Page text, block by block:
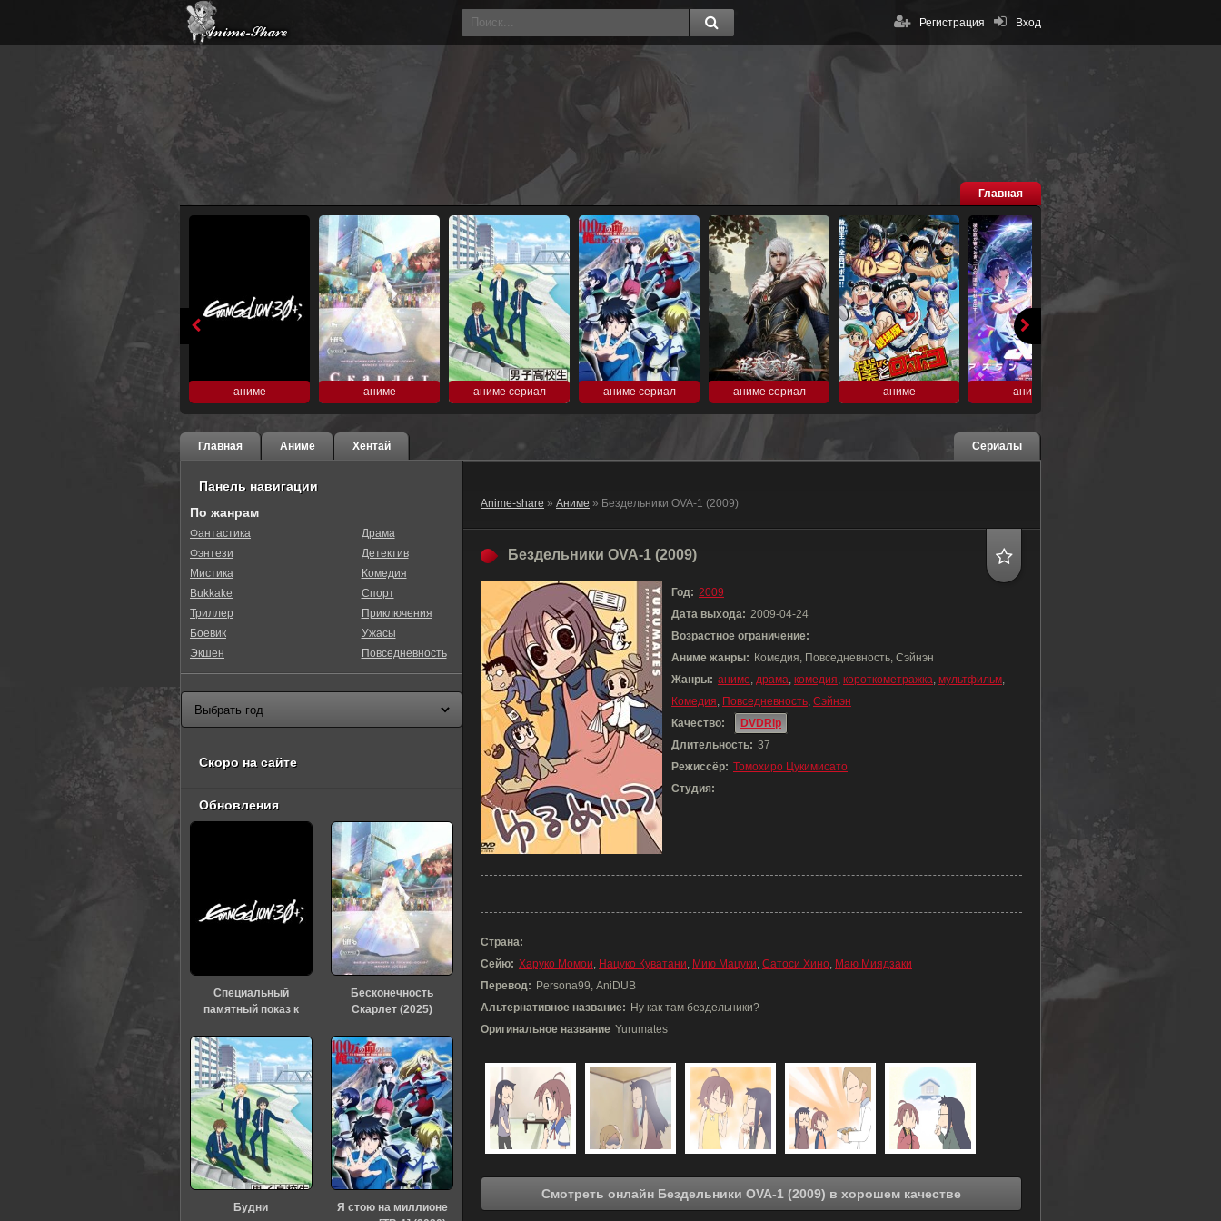
Вход
Регистрация
Главная
аниме аниме аниме сериал аниме сериал аниме сериал аниме аниме
Главная Аниме Хентай Сериалы
Anime-share » Аниме » Бездельники OVA-1 (2009)
Бездельники OVA-1 (2009)
Год: 2009
Дата выхода: 2009-04-24
Возрастное ограничение:
Аниме жанры: Комедия, Повседневность, Сэйнэн
Жанры: аниме, драма, комедия, короткометражка, мультфильм,
Комедия, Повседневность, Сэйнэн
Качество:
DVDRip
Длительность: 37
Режиссёр: Томохиро Цукимисато
Студия:
Страна:
Сейю: Харуко Момои, Нацуко Куватани, Мию Мацуки, Сатоси Хино, Маю Миядзаки
Перевод: Persona99, AniDUB
Альтернативное название: Ну как там бездельники?
Оригинальное название Yurumates
Смотреть онлайн Бездельники OVA-1 (2009) в хорошем качестве
Панель навигации
По жанрам
Фантастика
Фэнтези
Мистика
Bukkake
Триллер
Боевик
Экшен
Драма
Детектив
Комедия
Спорт
Приключения
Ужасы
Повседневность
Скоро на сайте
Обновления
Специальный
памятный показ к
«Евангелиона» (2026)
Бесконечность
Скарлет (2025)
Будни
Я стою на миллионе